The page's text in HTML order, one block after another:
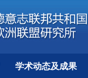
学术动态及成果